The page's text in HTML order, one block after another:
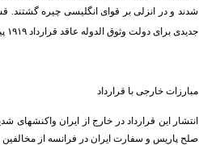
جدیدی برای دولت وثوق الدوله عاقد قرارداد ۱۹۱۹ پیش آمد.
مبارزات خارجی با قرارداد
انتشار این قرارداد در خارج از ایران
صلح پاریس و سفارت ایران در فرانسه از مخالفین